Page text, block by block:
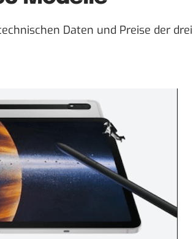
Daten und Preise der drei